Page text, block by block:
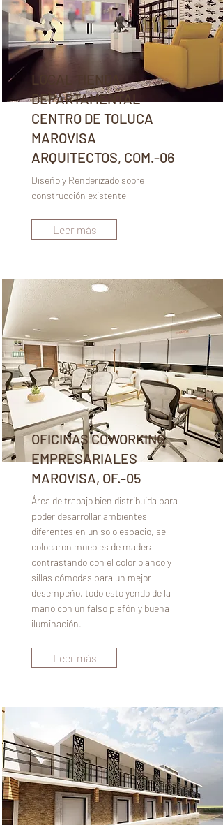
LOCAL TIENDA
DEPARTAMENTAL
CENTRO DE TOLUCA
MAROVISA
ARQUITECTOS, COM.-06
Diseño y Renderizado sobre
construcción existente
Leer más
OFICINAS COWORKING
EMPRESARIALES
MAROVISA, OF.-05
Área de trabajo bien distribuida para
poder desarrollar ambientes
diferentes en un solo espacio, se
colocaron muebles de madera
contrastando con el color blanco y
sillas cómodas para un mejor
desempeño, todo esto yendo de la
mano con un falso plafón y buena
iluminación.
Leer más